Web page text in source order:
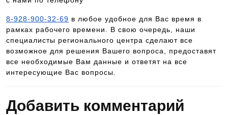
8-928-900-32-69 в любое удобное для Вас время в
рамках рабочего времени. В свою очередь, наши
специалисты регионального центра сделают все
возможное для решения Вашего вопроса, предоставят
все необходимые Вам данные и ответят на все
интересующие Вас вопросы.
Добавить комментарий